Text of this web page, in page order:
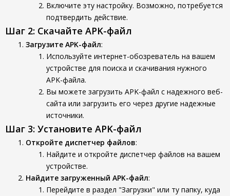
Включите эту настройку. Возможно, потребуется
подтвердить действие.
Шаг 2: Скачайте APK-файл
Загрузите APK-файл:
Используйте интернет-обозреватель на вашем
устройстве для поиска и скачивания нужного
APK-файла.
Вы можете загрузить APK-файл с надежного веб-
сайта или загрузить его через другие надежные
источники.
Шаг 3: Установите APK-файл
Откройте диспетчер файлов:
Найдите и откройте диспетчер файлов на вашем
устройстве.
Найдите загруженный APK-файл:
Перейдите в раздел "Загрузки" или ту папку, куда